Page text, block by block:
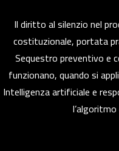
Il diritto al silenzio nel
costituzionale, portata
Sequestro preventivo e
funzionano, quando si
Intelligenza artificiale e